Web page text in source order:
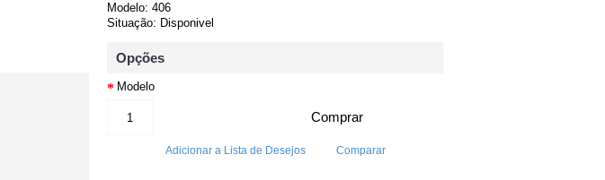
Modelo:406
Situação: Disponivel
Opções
Modelo
Comprar
Adicionar a Lista de Desejos Comparar